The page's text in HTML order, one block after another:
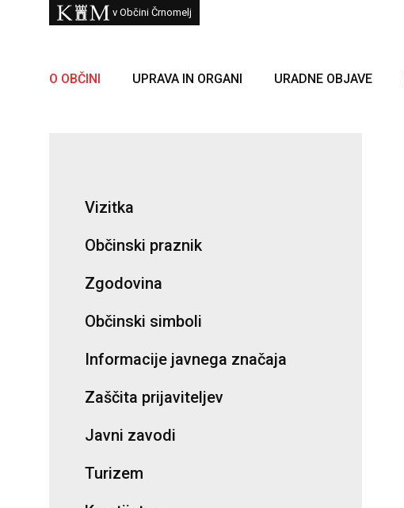
Skoči na vsebino Kam
v Občini Črnomelj
O OBČINI UPRAVA IN ORGANI URADNE OBJAVE
Vizitka
Občinski praznik
Zgodovina
Občinski simboli
Informacije javnega značaja
Zaščita prijaviteljev
Javni zavodi
Turizem